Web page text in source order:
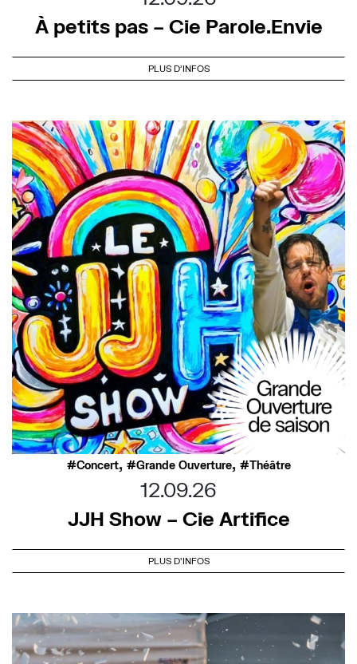
À petits pas – Cie Parole.Envie
PLUS D'INFOS
Concert, Grande Ouverture, Théâtre
12.09.26
JJH Show – Cie Artifice
PLUS D'INFOS